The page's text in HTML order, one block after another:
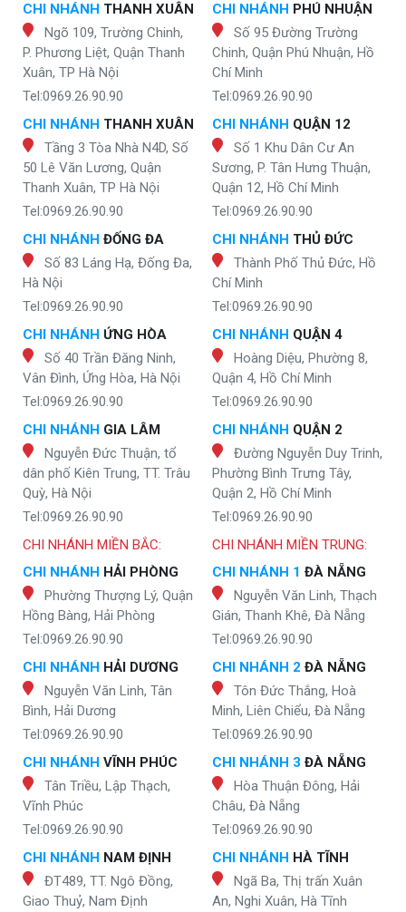
CHI NHÁNH THANH XUÂN
Ngõ 109, Trường Chinh,
P. Phương Liệt, Quận Thanh
Xuân, TP Hà Nội
Tel:0969.26.90.90
CHI NHÁNH THANH XUÂN
Tầng 3 Tòa Nhà N4D, Số
50 Lê Văn Lương, Quận
Thanh Xuân, TP Hà Nội
Tel:0969.26.90.90
CHI NHÁNH ĐỐNG ĐA
Số 83 Láng Hạ, Đống Đa,
Hà Nội
Tel:0969.26.90.90
CHI NHÁNH ỨNG HÒA
Số 40 Trần Đăng Ninh,
Vân Đình, Ứng Hòa, Hà Nội
Tel:0969.26.90.90
CHI NHÁNH GIA LÂM
Nguyễn Đức Thuận, tổ
dân phố Kiên Trung, TT. Trâu
Quỳ, Hà Nội
Tel:0969.26.90.90
CHI NHÁNH PHÚ NHUẬN
Số 95 Đường Trường
Chinh, Quận Phú Nhuận, Hồ
Chí Minh
Tel:0969.26.90.90
CHI NHÁNH QUẬN 12
Số 1 Khu Dân Cư An
Sương, P. Tân Hưng Thuận,
Quận 12, Hồ Chí Minh
Tel:0969.26.90.90
CHI NHÁNH THỦ ĐỨC
Thành Phố Thủ Đức, Hồ
Chí Minh
Tel:0969.26.90.90
CHI NHÁNH QUẬN 4
Hoàng Diệu, Phường 8,
Quận 4, Hồ Chí Minh
Tel:0969.26.90.90
CHI NHÁNH QUẬN 2
Đường Nguyễn Duy Trinh,
Phường Bình Trưng Tây,
Quận 2, Hồ Chí Minh
Tel:0969.26.90.90
CHI NHÁNH MIỀN BẮC:
CHI NHÁNH HẢI PHÒNG
Phường Thượng Lý, Quận
Hồng Bàng, Hải Phòng
Tel:0969.26.90.90
CHI NHÁNH HẢI DƯƠNG
Nguyễn Văn Linh, Tân
Bình, Hải Dương
Tel:0969.26.90.90
CHI NHÁNH VĨNH PHÚC
Tân Triều, Lập Thạch,
Vĩnh Phúc
Tel:0969.26.90.90
CHI NHÁNH NAM ĐỊNH
ĐT489, TT. Ngô Đồng,
Giao Thuỷ, Nam Định
CHI NHÁNH MIỀN TRUNG:
CHI NHÁNH 1 ĐÀ NẴNG
Nguyễn Văn Linh, Thạch
Gián, Thanh Khê, Đà Nẵng
Tel:0969.26.90.90
CHI NHÁNH 2 ĐÀ NẴNG
Tôn Đức Thắng, Hoà
Minh, Liên Chiểu, Đà Nẵng
Tel:0969.26.90.90
CHI NHÁNH 3 ĐÀ NẴNG
Hòa Thuận Đông, Hải
Châu, Đà Nẵng
Tel:0969.26.90.90
CHI NHÁNH HÀ TĨNH
Ngã Ba, Thị trấn Xuân
An, Nghi Xuân, Hà Tĩnh